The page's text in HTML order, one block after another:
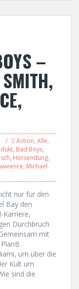
–
Action, Alle,
, Bad Boys,
, Hörsendung,
, Michael
nur für den
Bay den
Karriere,
Durchbruch
mit
um über die
Kult um
sind die